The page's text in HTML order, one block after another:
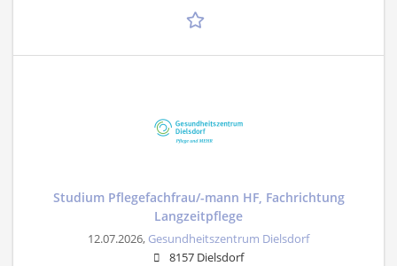
Studium Pflegefachfrau/-mann HF, Fachrichtung
Langzeitpflege
12.07.2026, Gesundheitszentrum Dielsdorf
8157 Dielsdorf